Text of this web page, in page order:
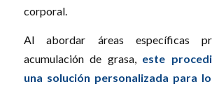
corporal.
Al abordar áreas específicas
acumulación de grasa, este
una solución personalizada para